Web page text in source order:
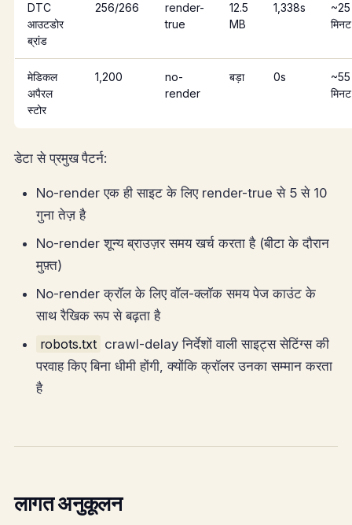
DTC
आउटडोर
ब्रांड
256/266
render-
true
12.5
MB
1,338s
~25
मिनट
मेडिकल
अपैरल
स्टोर
1,200
no-
render
बड़ा 0s
~55
मिनट
डेटा से प्रमुख पैटर्न:
No-render एक ही साइट के लिए render-true से 5 से 10
गुना तेज़ है
No-render शून्य ब्राउज़र समय खर्च करता है (बीटा के दौरान
मुफ़्त)
No-render क्रॉल के लिए वॉल-क्लॉक समय पेज काउंट के
साथ रैखिक रूप से बढ़ता है
robots.txt crawl-delay निर्देशों वाली साइट्स सेटिंग्स की
परवाह किए बिना धीमी होंगी, क्योंकि क्रॉलर उनका सम्मान करता
है
लागत अनुकूलन